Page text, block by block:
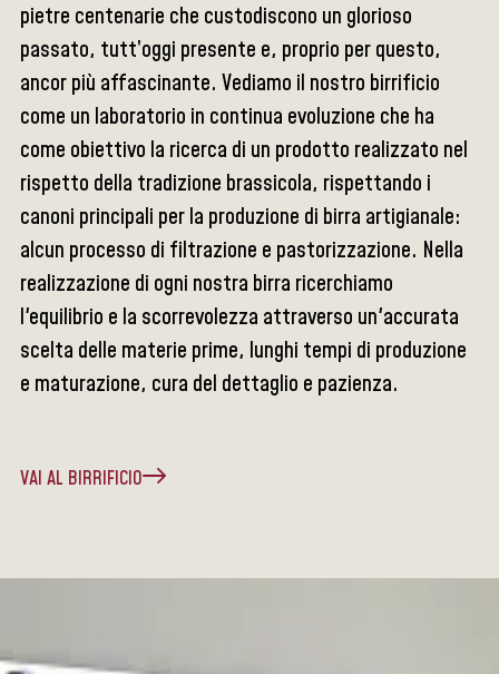
pietre centenarie che custodiscono un glorioso
passato, tutt’oggi presente e, proprio per questo,
ancor più affascinante. Vediamo il nostro birrificio
come un laboratorio in continua evoluzione che ha
come obiettivo la ricerca di un prodotto realizzato nel
rispetto della tradizione brassicola, rispettando i
canoni principali per la produzione di birra artigianale:
alcun processo di filtrazione e pastorizzazione. Nella
realizzazione di ogni nostra birra ricerchiamo
l'equilibrio e la scorrevolezza attraverso un'accurata
scelta delle materie prime, lunghi tempi di produzione
e maturazione, cura del dettaglio e pazienza.
VAI AL BIRRIFICIO